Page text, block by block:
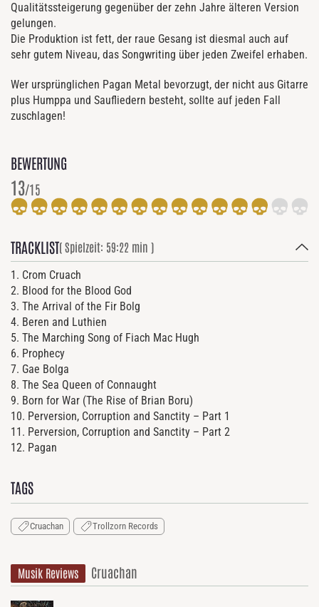
Qualitätssteigerung gegenüber der zehn Jahre älteren Version
gelungen.
Die Produktion ist fett, der raue Gesang ist diesmal auch auf
sehr gutem Niveau, das Songwriting über jeden Zweifel erhaben.
Wer ursprünglichen Pagan Metal bevorzugt, der nicht aus Gitarre
plus Humppa und Saufliedern besteht, sollte auf jeden Fall
zuschlagen!
BEWERTUNG
13/15
TRACKLIST( Spielzeit: 59:22 min )
1. Crom Cruach
2. Blood for the Blood God
3. The Arrival of the Fir Bolg
4. Beren and Luthien
5. The Marching Song of Fiach Mac Hugh
6. Prophecy
7. Gae Bolga
8. The Sea Queen of Connaught
9. Born for War (The Rise of Brian Boru)
10. Perversion, Corruption and Sanctity – Part 1
11. Perversion, Corruption and Sanctity – Part 2
12. Pagan
TAGS
Cruachan Trollzorn Records
Musik Reviews Cruachan